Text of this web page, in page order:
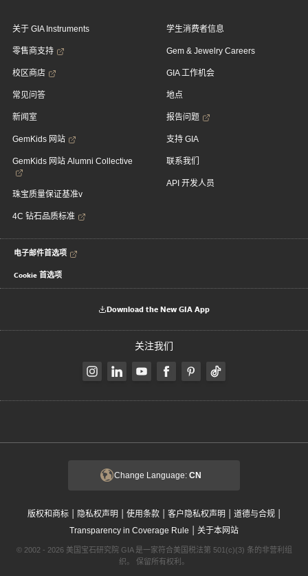
关于 GIA Instruments
零售商支持
校区商店
常见问答
新闻室
GemKids 网站
GemKids 网站 Alumni Collective
珠宝质量保证基准v
4C 钻石品质标准
学生消费者信息
Gem & Jewelry Careers
GIA 工作机会
地点
报告问题
支持 GIA
联系我们
API 开发人员
电子邮件首选项
Cookie 首选项
Download the New GIA App
关注我们
Change Language: CN
版权和商标 | 隐私权声明 | 使用条款 | 客户隐私权声明 | 道德与合规 |
Transparency in Coverage Rule | 关于本网站
© 2002 - 2026 美国宝石研究院 GIA 是一家符合美国税法第 501(c)(3) 条的非营利组
织。 保留所有权利。